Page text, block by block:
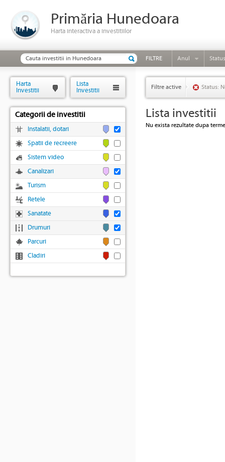
Primăria Hunedoara
Harta interactiva a investitiilor
FILTRE Anul Status
Filtre active Status:
Lista investitii
Nu exista rezultate dupa
Harta
Investitii
Lista
Investitii
Categorii de investitii
Instalatii, dotari
Spatii de recreere
Sistem video
Canalizari
Turism
Retele
Sanatate
Drumuri
Parcuri
Cladiri